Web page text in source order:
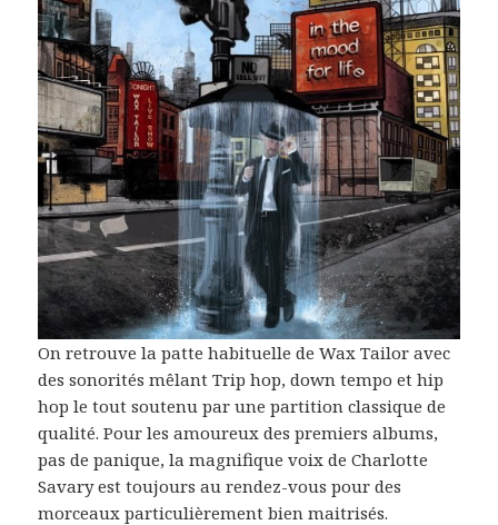
On retrouve la patte habituelle de Wax Tailor avec
des sonorités mêlant Trip hop, down tempo et hip
hop le tout soutenu par une partition classique de
qualité. Pour les amoureux des premiers albums,
pas de panique, la magnifique voix de Charlotte
Savary est toujours au rendez-vous pour des
morceaux particulièrement bien maitrisés.